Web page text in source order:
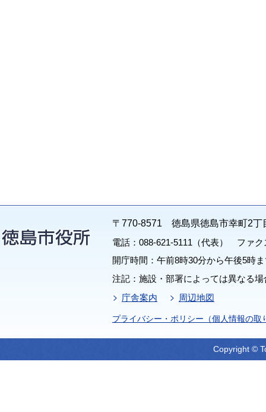
〒770-8571 徳島県徳島市幸町2丁
電話：088-621-5111（代表） ファク
開庁時間：午前8時30分から午後5時
注記：施設・部署によっては異なる
庁舎案内
周辺地図
プライバシー・ポリシー（個人情報の取
Copyright ©